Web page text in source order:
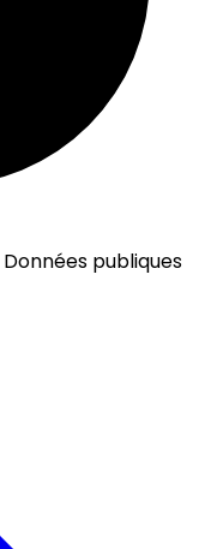
Données publiques